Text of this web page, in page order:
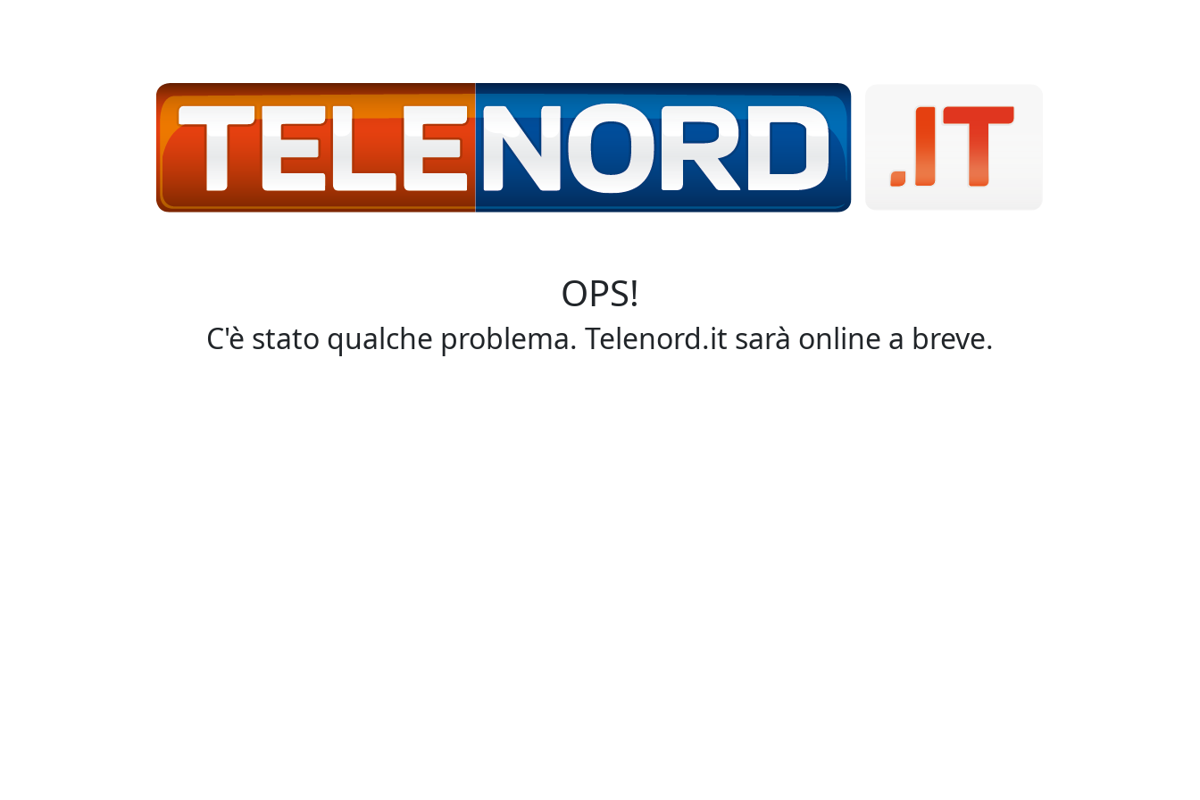
OPS!
C'è stato qualche problema. Telenord.it sarà online a breve.